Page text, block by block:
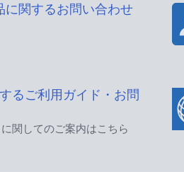
関するお問い合わせ
るご利用ガイド・お問
関してのご案内はこちら